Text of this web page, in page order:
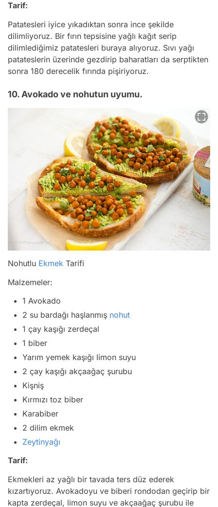
Tarif:
Patatesleri iyice yıkadıktan sonra ince şekilde
dilimliyoruz. Bir fırın tepsisine yağlı kağıt serip
dilimlediğimiz patatesleri buraya alıyoruz. Sıvı yağı
patateslerin üzerinde gezdirip baharatları da serptikten
sonra 180 derecelik fırında pişiriyoruz.
10. Avokado ve nohutun uyumu.
Nohutlu Ekmek Tarifi
Malzemeler:
1 Avokado
2 su bardağı haşlanmış nohut
1 çay kaşığı zerdeçal
1 biber
Yarım yemek kaşığı limon suyu
2 çay kaşığı akçaağaç şurubu
Kişniş
Kırmızı toz biber
Karabiber
2 dilim ekmek
Zeytinyağı
Tarif:
Ekmekleri az yağlı bir tavada ters düz ederek
kızartıyoruz. Avokadoyu ve biberi rondodan geçirip bir
kapta zerdeçal, limon suyu ve akçaağaç şurubu ile